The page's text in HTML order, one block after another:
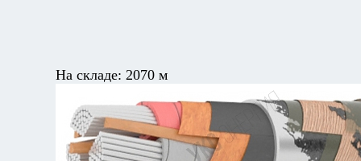
На складе: 2070 м